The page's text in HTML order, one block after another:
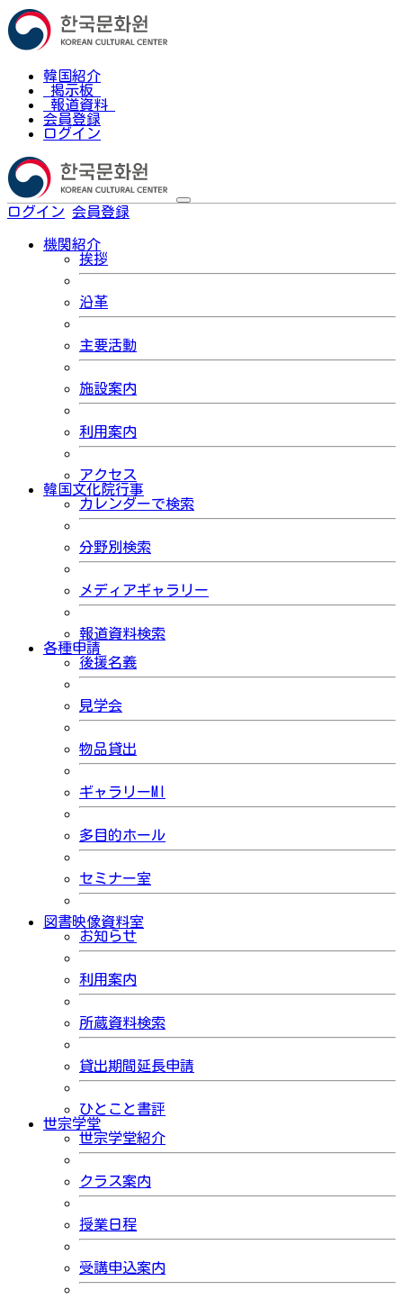
韓国紹介
掲示板
報道資料
会員登録
ログイン
ログイン 会員登録
機関紹介
挨拶
沿革
主要活動
施設案内
利用案内
アクセス
韓国文化院行事
カレンダーで検索
分野別検索
メディアギャラリー
報道資料検索
各種申請
後援名義
見学会
物品貸出
ギャラリーMI
多目的ホール
セミナー室
図書映像資料室
お知らせ
利用案内
所蔵資料検索
貸出期間延長申請
ひとこと書評
世宗学堂
世宗学堂紹介
クラス案内
授業日程
受講申込案内